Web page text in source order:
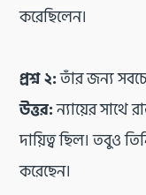
করেছিলেন।
প্রশ্ন ২:তাঁর জন্য
উত্তর:ন্যায়ের সাথে
দায়িত্ব ছিল। তবুও
করেছেন।